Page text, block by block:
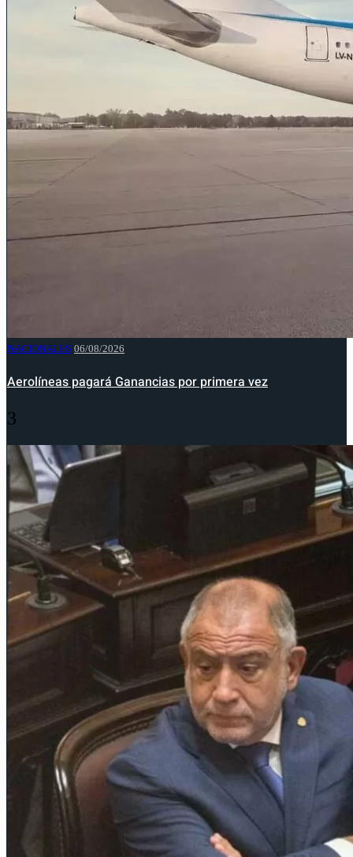
NACIONALES 06/08/2026
Aerolíneas pagará Ganancias por primera vez
3